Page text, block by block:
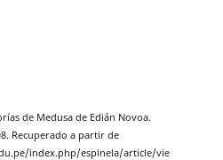
de Medusa de Edián Novoa.
Recuperado a partir de
index.php/espinela/article/vie